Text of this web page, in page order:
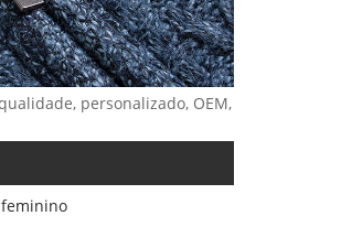
personalizado, OEM,